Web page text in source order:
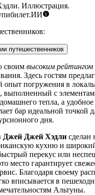
Иллюстрация.
путешественников
своим высоким рейтингом
Здесь гостям
опыт погружения в
выполненный с
тепла, а
бар идеальной точкой
дня.
Джей Джей Хэдли сделан
кухню и
перекус или
место гарантирует
Благодаря своему
вписывается в
Альтуны.